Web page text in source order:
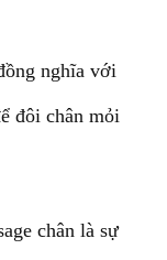
nghĩa với
đôi chân mỏi
chân là sự